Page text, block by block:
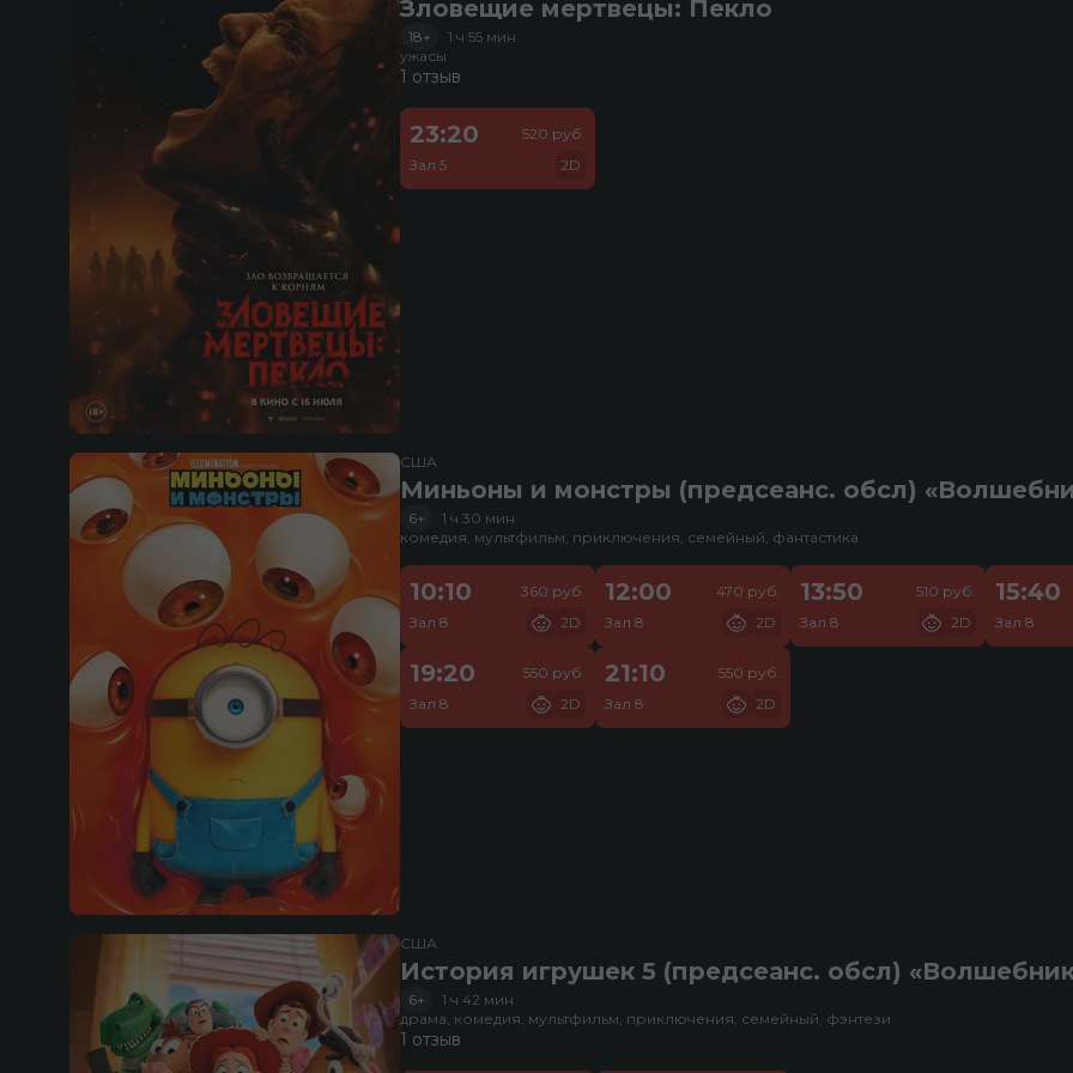
Зловещие мертвецы: Пекло
18+
1 ч 55 мин
ужасы
1 отзыв
23:20
Зал 5
520 руб.
2D
США
Миньоны и монстры (предсеанс. обсл)
6+
1 ч 30 мин
комедия, мультфильм, приключения, семейный, фантастика
10:10
Зал 8
360 руб.
2D
12:00
Зал 8
470 руб.
2D
13:50
Зал 8
510 руб.
2D
15:40
Зал 8
19:20
Зал 8
550 руб.
2D
21:10
Зал 8
550 руб.
2D
США
История игрушек 5 (предсеанс. обсл)
6+
1 ч 42 мин
драма, комедия, мультфильм, приключения, семейный, фэнтези
1 отзыв